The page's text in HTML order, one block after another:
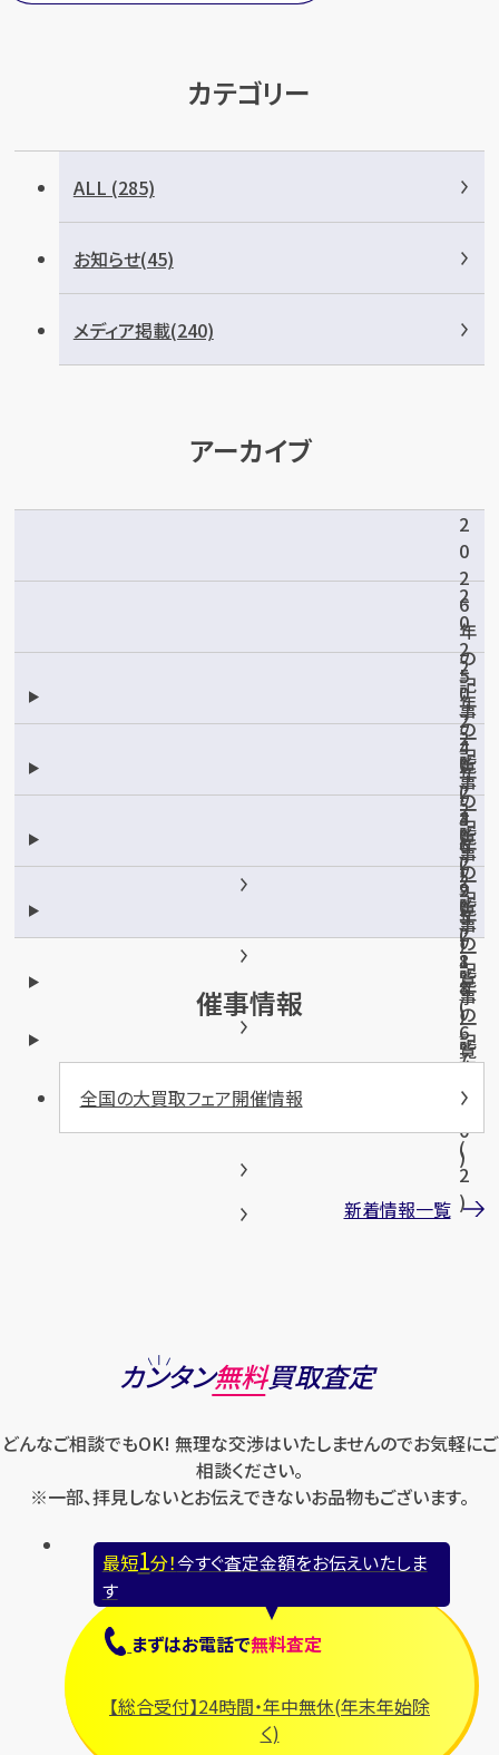
カテゴリー
ALL (285)
お知らせ(45)
メディア掲載(240)
アーカイブ
2
0
2
6
年
の
記
事
一
覧
(
4
6
)
2
0
2
5
年
の
記
事
一
覧
(
9
5
)
2
0
2
4
年
の
記
事
一
覧
(
8
8
)
2
0
2
3
年
の
記
事
一
覧
(
6
7
)
2
0
2
2
年
の
記
事
一
覧
1
0
)
2
0
2
1
年
の
記
事
一
(
2
)
催事情報
全国の大買取フェア開催情報
新着情報一覧
カンタン無料買取査定
どんなご相談でもOK! 無理な交渉はいたしませんのでお気軽にご
相談ください。
※一部、拝見しないとお伝えできないお品物もございます。
最短1分！今すぐ査定金額をお伝えいたしま
す
まずはお電話で無料査定
【総合受付】24時間・年中無休(年末年始除
く)